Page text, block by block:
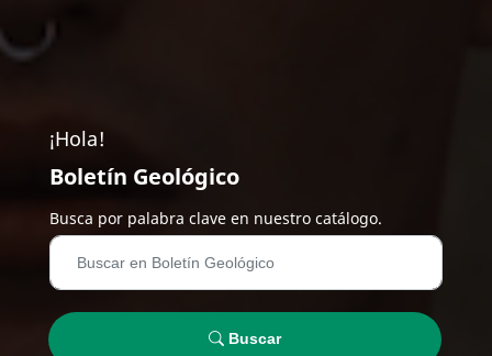
¡Hola!
Boletín Geológico
Busca por palabra clave en nuestro catálogo.
Buscar